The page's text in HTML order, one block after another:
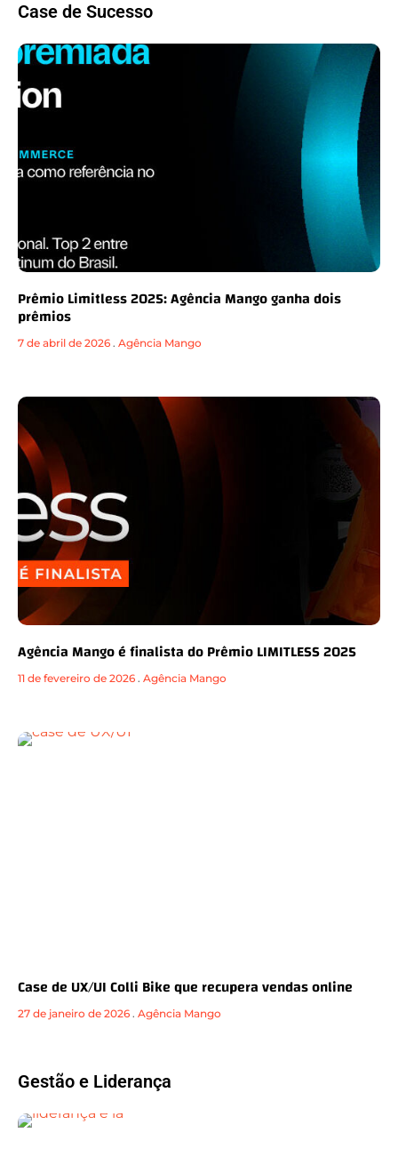
Case de Sucesso
Prêmio Limitless 2025: Agência Mango ganha dois
prêmios
7 de abril de 2026 . Agência Mango
Agência Mango é finalista do Prêmio LIMITLESS 2025
11 de fevereiro de 2026 . Agência Mango
Case de UX/UI Colli Bike que recupera vendas online
27 de janeiro de 2026 . Agência Mango
Gestão e Liderança